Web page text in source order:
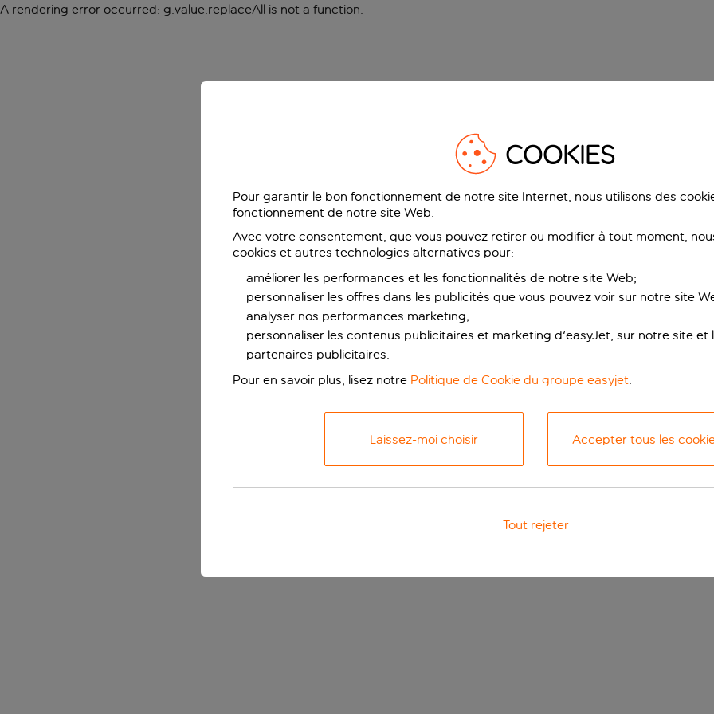
A rendering error occurred: g.value.replaceAll is not a function.
COOKIES
Pour garantir le bon fonctionnement de notre site Internet, nous utilisons des
fonctionnement de notre site Web.
Avec votre consentement, que vous pouvez retirer ou modifier à tout moment,
cookies et autres technologies alternatives pour:
améliorer les performances et les fonctionnalités de notre site Web;
personnaliser les offres dans les publicités que vous pouvez voir sur notre site
analyser nos performances marketing;
personnaliser les contenus publicitaires et marketing d'easyJet, sur notre site et
partenaires publicitaires.
Pour en savoir plus, lisez notre Politique de Cookie du groupe easyjet.
Laissez-moi choisir Accepter tous les
Tout rejeter